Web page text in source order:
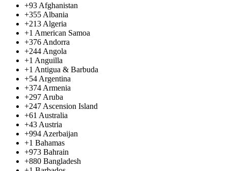
+93 Afghanistan
+355 Albania
+213 Algeria
+1 American Samoa
+376 Andorra
+244 Angola
+1 Anguilla
+1 Antigua & Barbuda
+54 Argentina
+374 Armenia
+297 Aruba
+247 Ascension Island
+61 Australia
+43 Austria
+994 Azerbaijan
+1 Bahamas
+973 Bahrain
+880 Bangladesh